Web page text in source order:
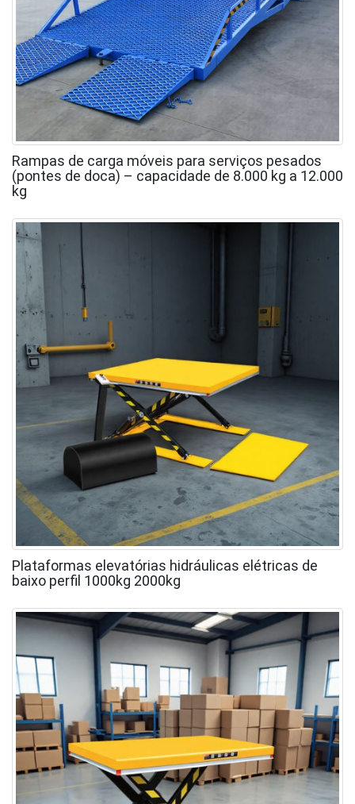
Rampas de carga móveis para serviços pesados
(pontes de doca) – capacidade de 8.000 kg a 12.000
kg
Plataformas elevatórias hidráulicas elétricas de
baixo perfil 1000kg 2000kg